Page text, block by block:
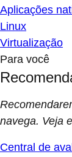
Aplicações
Linux
Virtualização
Para você
navega. Veja
Central de